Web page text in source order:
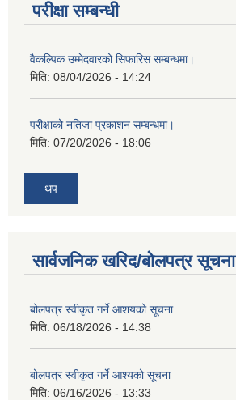
परीक्षा सम्बन्धी
वैकल्पिक उम्मेदवारको सिफारिस सम्बन्धमा।
मिति: 08/04/2026 - 14:24
परीक्षाको नतिजा प्रकाशन सम्बन्धमा।
मिति: 07/20/2026 - 18:06
थप
सार्वजनिक खरिद/बोलपत्र सूचना
बोलपत्र स्वीकृत गर्ने आशयको सूचना
मिति: 06/18/2026 - 14:38
बोलपत्र स्वीकृत गर्ने आश्यको सूचना
मिति: 06/16/2026 - 13:33